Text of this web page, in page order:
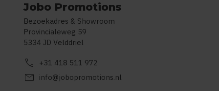
Jobo Promotions
Bezoekadres & Showroom
Provincialeweg 59
5334 JD Velddriel
call +31 418 511 972
mail info@jobopromotions.nl